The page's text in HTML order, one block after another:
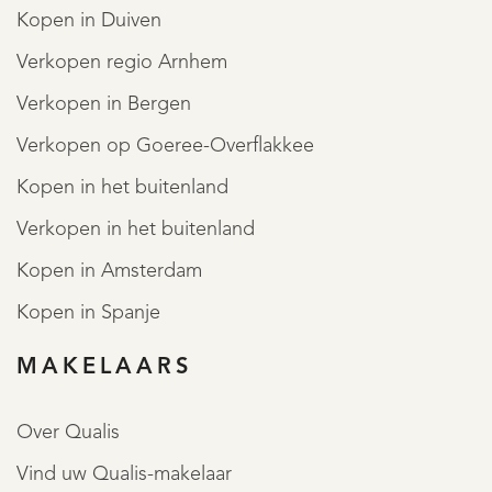
De royale masterbedroom is aan de voorzijde van de
woning gelegen en heeft draaikiep ramen tot aan de
grond waardoor het hier heerlijk licht is. Tevens zijn er 2
vaste kasten en een ruime inloopkast aanwezig.
thermostatische kraan, badmeubel met 2 waskommen en
een designradiator.
Royale achtertuin met overkapping
Kopen in Duiven
Verkopen regio Arnhem
Verkopen in Bergen
Verkopen op Goeree-Overflakkee
Kopen in het buitenland
Verkopen in het buitenland
Kopen in Amsterdam
Kopen in Spanje
MAKELAARS
Over Qualis
Vind uw Qualis-makelaar